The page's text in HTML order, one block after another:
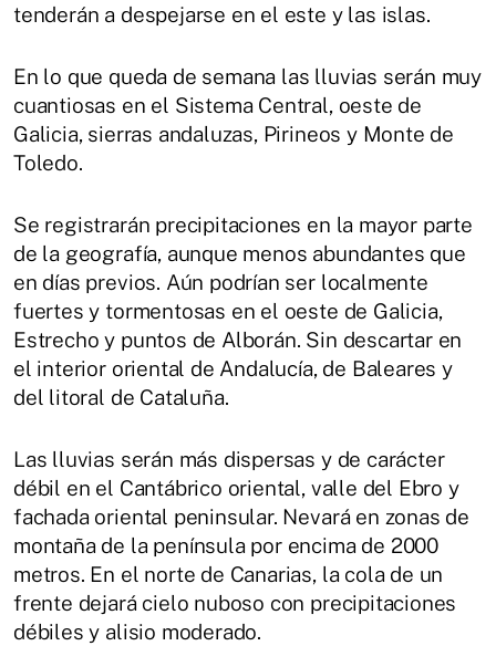
tenderán a despejarse en el este y las islas.
En lo que queda de semana las lluvias serán muy
cuantiosas en el Sistema Central, oeste de
Galicia, sierras andaluzas, Pirineos y Monte de
Toledo.
Se registrarán precipitaciones en la mayor parte
de la geografía, aunque menos abundantes que
en días previos. Aún podrían ser localmente
fuertes y tormentosas en el oeste de Galicia,
Estrecho y puntos de Alborán. Sin descartar en
el interior oriental de Andalucía, de Baleares y
del litoral de Cataluña.
Las lluvias serán más dispersas y de carácter
débil en el Cantábrico oriental, valle del Ebro y
fachada oriental peninsular. Nevará en zonas de
montaña de la península por encima de 2000
metros. En el norte de Canarias, la cola de un
frente dejará cielo nuboso con precipitaciones
débiles y alisio moderado.